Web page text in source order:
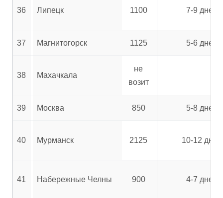
36 Липецк 1100 7-9 дней
37 Магнитогорск 1125 5-6 дней
38 Махачкала
не
возит
39 Москва 850 5-8 дней
40 Мурманск 2125 10-12 дней
41 Набережные Челны 900 4-7 дней